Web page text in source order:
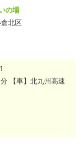
の場
北区
【車】北九州高速